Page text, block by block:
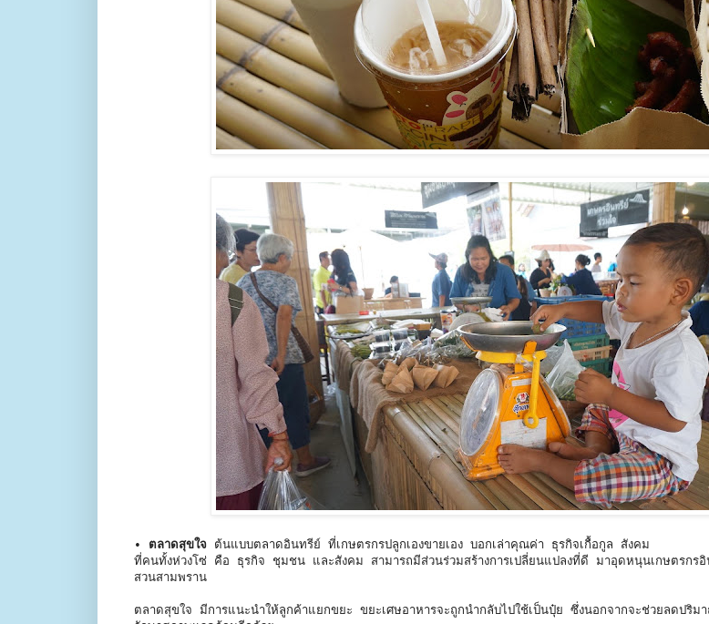
• ตลาดสุขใจ ต้นแบบตลาดอินทรีย์ ที่เกษตรกรปลูกเองขายเอง บอกเล่าคุณค่า ธุรกิจเกื้อกูล สังคม
ที่คนทั้งห่วงโซ่ คือ ธุรกิจ ชุมชน และสังคม สามารถมีส่วนร่วมสร้างการเปลี่ยนแปลงที่ดี มาอุดหนุนเกษตรกร
สวนสามพราน
ตลาดสุขใจ มีการแนะนำให้ลูกค้าแยกขยะ ขยะเศษอาหารจะถูกนำกลับไปใช้เป็นปุ๋ย ซึ่งนอกจากจะช่วยลดปริม